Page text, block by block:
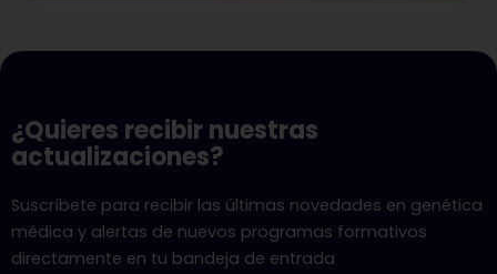
¿Quieres recibir nuestras
actualizaciones?
Suscríbete para recibir las últimas novedades en genética
médica y alertas de nuevos programas formativos
directamente en tu bandeja de entrada